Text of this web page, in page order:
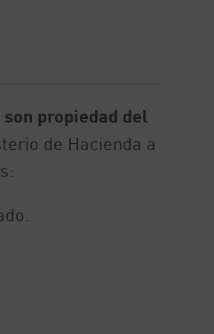
propiedad del
de Hacienda a